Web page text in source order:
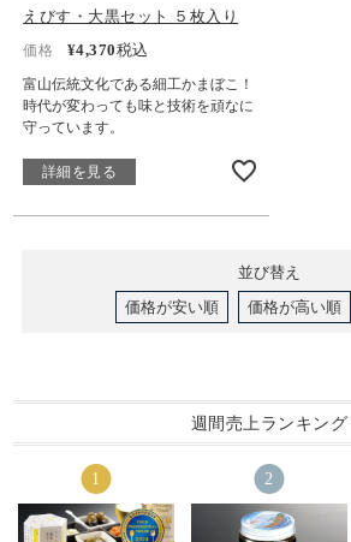
えびす・大黒セット ５枚入り
価格 ¥4,370税込
富山伝統文化である細工かまぼこ！
時代が変わっても味と技術を頑なに
守っています。
詳細を見る
並び替え
価格が安い順
価格が高い順
週間売上ランキング